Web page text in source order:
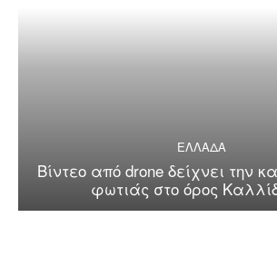
ΕΛΛΑΔΑ
Βίντεο από drone δείχνει την
φωτιάς στο όρος